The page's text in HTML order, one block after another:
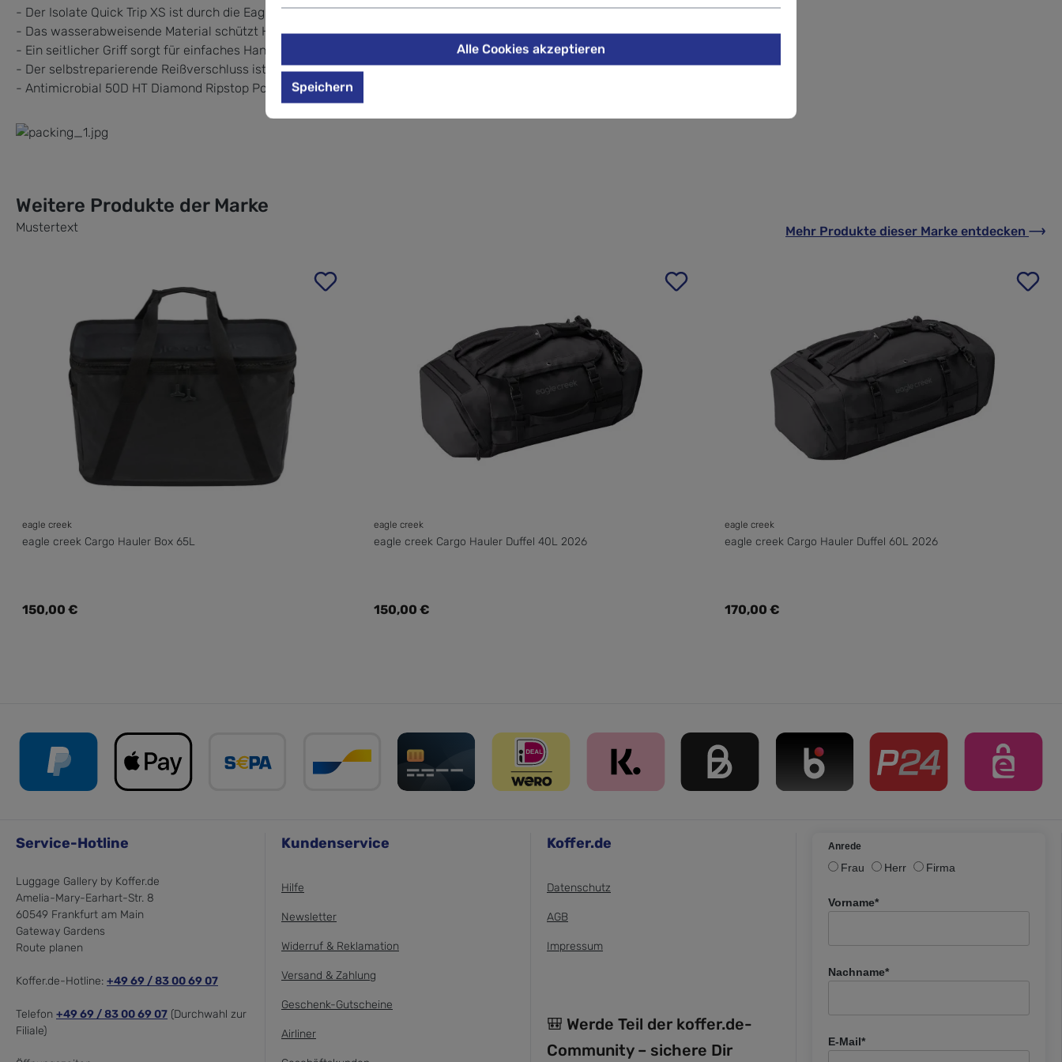
- Der Isolate Quick Trip XS ist durch die Eagle Creek No Matter What Garantie abgedeckt.
- Das wasserabweisende Material schützt Hab und Gut, falls es versehentlich auf einer nassen Oberfläche abgestellt wird.
- Ein seitlicher Griff sorgt für einfaches Handling.
- Der selbstreparierende Reißverschluss ist mit einem Puller ausgestattet, der in Style und Robustheit an ein Kletterseil erinnert.
- Antimicrobial 50D HT Diamond Ripstop Poly
Weitere Produkte der Marke
Mustertext Mehr Produkte dieser Marke entdecken
eagle creek
eagle creek Cargo Hauler Box 65L
Regulärer Preis:
150,00 €
eagle creek
eagle creek Cargo Hauler Duffel 40L 2026
Regulärer Preis:
150,00 €
eagle creek
eagle creek Cargo Hauler Duffel 60L 2026
Regulärer Preis:
170,00 €
Service-Hotline
Luggage Gallery by Koffer.de
Amelia-Mary-Earhart-Str. 8
60549 Frankfurt am Main
Gateway Gardens
Route planen
Koffer.de-Hotline: +49 69 / 83 00 69 07
Telefon +49 69 / 83 00 69 07 (Durchwahl zur
Filiale)
Kundenservice
Hilfe
Newsletter
Widerruf & Reklamation
Versand & Zahlung
Geschenk-Gutscheine
Airliner
Koffer.de
Datenschutz
AGB
Impressum
🎒 Werde Teil der koffer.de-
Community – sichere Dir
Anrede
Frau Herr Firma
Vorname*
Nachname*
E-Mail*
Alle Cookies akzeptieren
Speichern